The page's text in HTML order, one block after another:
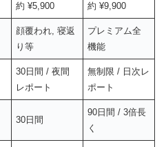
約 ¥5,900 約 ¥9,900
顔覆われ, 寝返
り等
プレミアム全
機能
30日間 / 夜間
レポート
無制限 / 日次レ
ポート
30日間
90日間 / 3倍長
く